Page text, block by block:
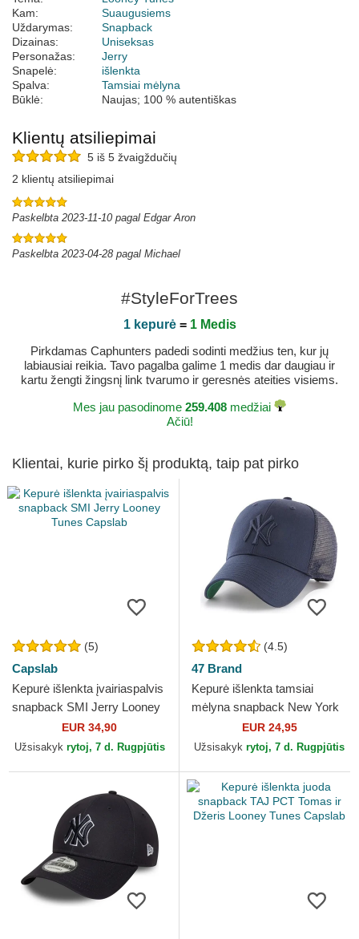
Kam:
Suaugusiems
Uždarymas:
Snapback
Dizainas:
Uniseksas
Personažas:
Jerry
Snapelė:
išlenkta
Spalva:
Tamsiai mėlyna
Būklė:
Naujas; 100 % autentiškas
Klientų atsiliepimai
5 iš 5 žvaigždučių
2 klientų atsiliepimai
Paskelbta 2023-11-10 pagal Edgar Aron
Paskelbta 2023-04-28 pagal Michael
#StyleForTrees
1 kepurė= 1 Medis
Pirkdamas Caphunters padedi sodinti medžius ten, kur jų
labiausiai reikia. Tavo pagalba galime 1 medis dar daugiau ir
kartu žengti žingsnį link tvarumo ir geresnės ateities visiems.
Mes jau pasodinome 259.408 medžiai
Ačiū!
Klientai, kurie pirko šį produktą, taip pat pirko
(5)
Capslab
Kepurė išlenkta įvairiaspalvis
snapback SMI Jerry Looney
Tunes CapslabEUR 34,90
Užsisakyk rytoj, 7 d. Rugpjūtis
(4.5)
47 Brand
Kepurė išlenkta tamsiai
mėlyna snapback New York
Yankees MLB 47 Brand
EUR 24,95
Užsisakyk rytoj, 7 d. Rugpjūtis